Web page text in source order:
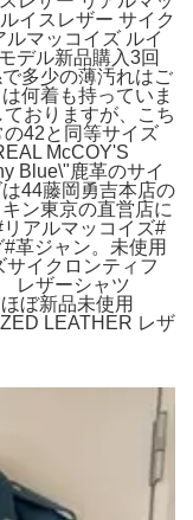
イスレザー サイク
マッコイズ ルイ
デル新品購入3回
多少の薄汚れはご
何着も持っていま
おりますが、こち
42と同等サイズ
McCOY'S
Blue\"鹿革のサイ
44藤岡勇吉本店の
ン東京の直営店に
リアルマッコイズ#
革ジャン。未使用
イクロンティフ
レザーシャツ
ぼ新品未使用
LEATHER レザ